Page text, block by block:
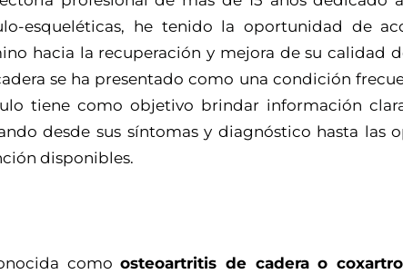
esqueléticas, he tenido la oportunidad de
hacia la recuperación y mejora de su calidad
se ha presentado como una condición
tiene como objetivo brindar información
desde sus síntomas y diagnóstico hasta las
disponibles.
comoosteoartritis de cadera o